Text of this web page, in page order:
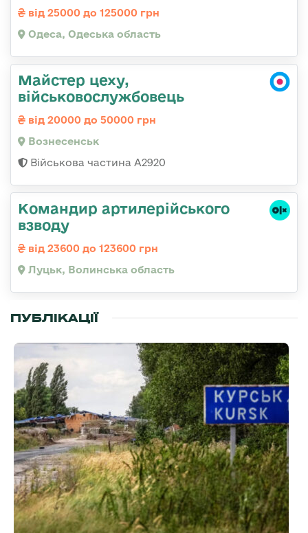
від 25000 до 125000 грн
Одеса, Одеська область
Майстер цеху,
військовослужбовець
від 20000 до 50000 грн
Вознесенськ
Військова частина А2920
Командир артилерійського
взводу
від 23600 до 123600 грн
Луцьк, Волинська область
ПУБЛІКАЦІЇ